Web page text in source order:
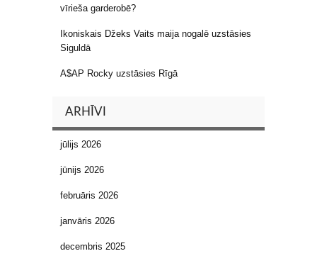
vīrieša garderobē?
Ikoniskais Džeks Vaits maija nogalē uzstāsies
Siguldā
A$AP Rocky uzstāsies Rīgā
ARHĪVI
jūlijs 2026
jūnijs 2026
februāris 2026
janvāris 2026
decembris 2025